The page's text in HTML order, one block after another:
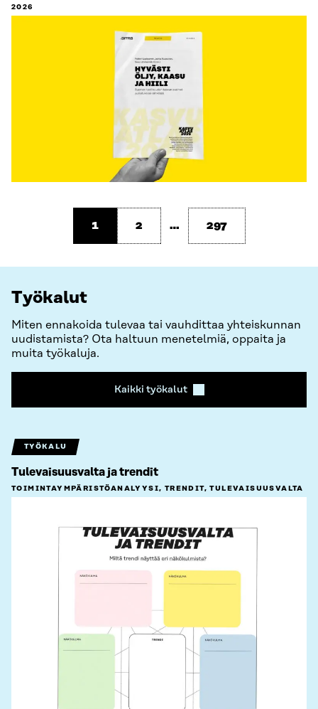
2026
1 2 … 297
Työkalut
Miten ennakoida tulevaa tai vauhdittaa yhteiskunnan
uudistamista? Ota haltuun menetelmiä, oppaita ja
muita työkaluja.
Kaikki työkalut
TYÖKALU
Tulevaisuusvalta ja trendit
TOIMINTAYMPÄRISTÖ­ANALYYSI, TRENDIT, TULEVAISUUSVALTA